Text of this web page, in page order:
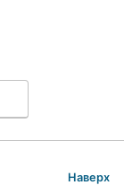
Наверх